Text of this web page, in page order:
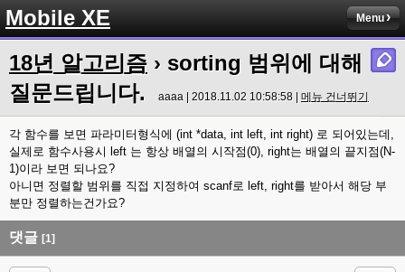
Mobile XE Menu
18년 알고리즘 › sorting 범위에 대해
질문드립니다.
aaaa | 2018.11.02 10:58:58 | 메뉴 건너뛰기
각 함수를 보면 파라미터형식에 (int *data, int left, int right) 로 되어있는데,
실제로 함수사용시 left 는 항상 배열의 시작점(0), right는 배열의 끝지점(N-
1)이라 보면 되나요?
아니면 정렬할 범위를 직접 지정하여 scanf로 left, right를 받아서 해당 부
분만 정렬하는건가요?
댓글 [1]